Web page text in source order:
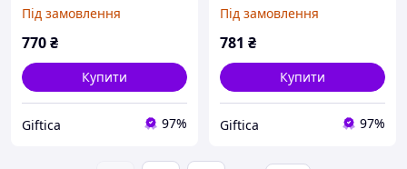
для дивана, подарунок
Під замовлення
770₴
Купити
Giftica 97%
(велюр), для дивана,
подарунок
Під замовлення
781 ₴
Купити
Giftica 97%